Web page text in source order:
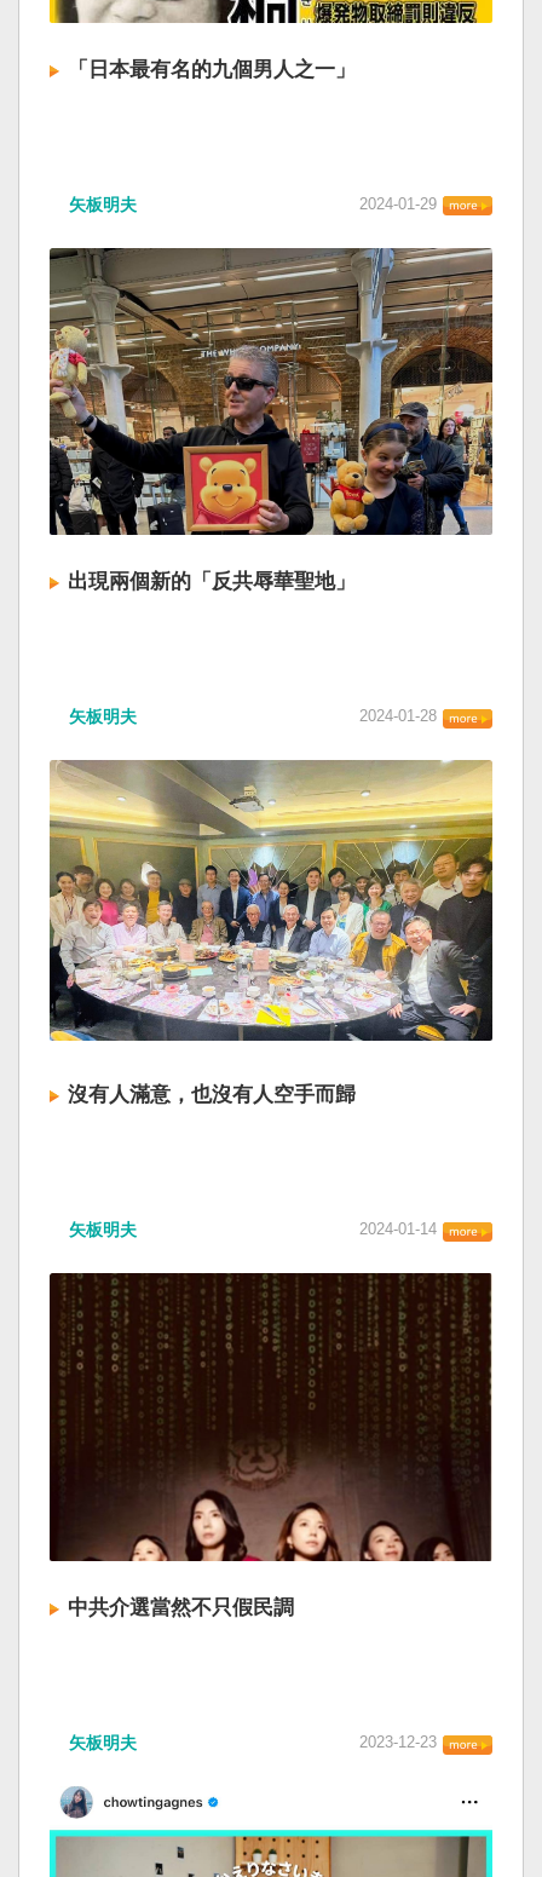
「日本最有名的九個男人之一」
矢板明夫 2024-01-29
出現兩個新的「反共辱華聖地」
矢板明夫 2024-01-28
沒有人滿意，也沒有人空手而歸
矢板明夫 2024-01-14
中共介選當然不只假民調
矢板明夫 2023-12-23